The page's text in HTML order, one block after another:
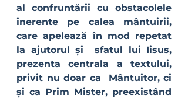
al confruntării cu obstacolele
inerente pe calea mântuirii,
care apelează în mod repetat
la ajutorul și  sfatul lui Iisus,
prezenta centrala a textului,
privit nu doar ca  Mântuitor, ci
și ca Prim Mister, preexistând